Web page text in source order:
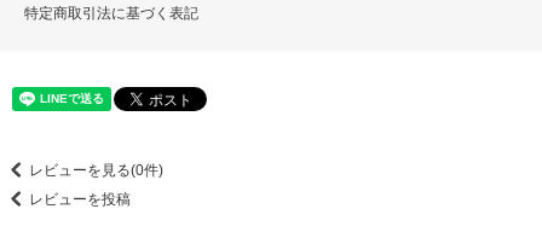
特定商取引法に基づく表記
レビューを見る(0件)
レビューを投稿